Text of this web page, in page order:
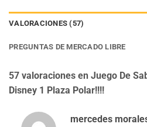
VALORACIONES (57)
PREGUNTAS DE MERCADO LIBRE
57 valoraciones en Juego De
Disney 1 Plaza Polar!!!!
mercedes